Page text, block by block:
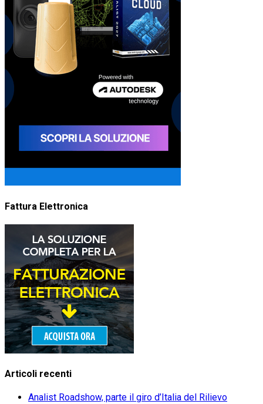
Fattura Elettronica
Articoli recenti
Analist Roadshow, parte il giro d’Italia del Rilievo